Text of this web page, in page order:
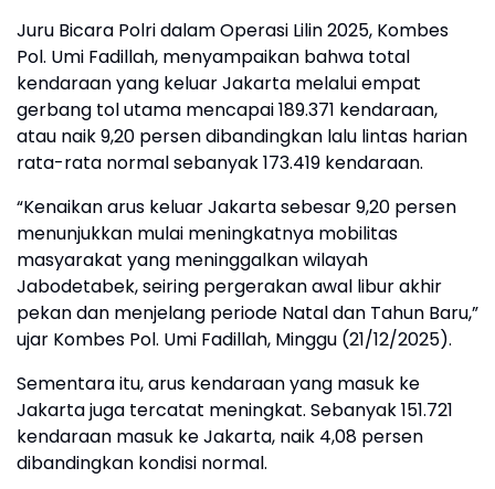
Juru Bicara Polri dalam Operasi Lilin 2025, Kombes
Pol. Umi Fadillah, menyampaikan bahwa total
kendaraan yang keluar Jakarta melalui empat
gerbang tol utama mencapai 189.371 kendaraan,
atau naik 9,20 persen dibandingkan lalu lintas harian
rata-rata normal sebanyak 173.419 kendaraan.
“Kenaikan arus keluar Jakarta sebesar 9,20 persen
menunjukkan mulai meningkatnya mobilitas
masyarakat yang meninggalkan wilayah
Jabodetabek, seiring pergerakan awal libur akhir
pekan dan menjelang periode Natal dan Tahun Baru,”
ujar Kombes Pol. Umi Fadillah, Minggu (21/12/2025).
Sementara itu, arus kendaraan yang masuk ke
Jakarta juga tercatat meningkat. Sebanyak 151.721
kendaraan masuk ke Jakarta, naik 4,08 persen
dibandingkan kondisi normal.